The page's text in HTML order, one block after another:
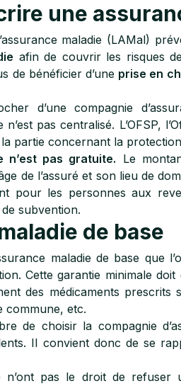
une
maladie (LAMal)
afin de couvrir les risques
de bénéficier d’une prise en
d’une compagnie
pas centralisé. L’OFSP,
partie concernant la
n’est pas gratuite. Le
de l’assuré et son lieu de
pour les personnes aux
subvention.
de base
maladie de base que
Cette garantie minimale doit
des médicaments prescrits
commune, etc.
de choisir la compagnie
Il convient donc de se
n’ont pas le droit de refuser